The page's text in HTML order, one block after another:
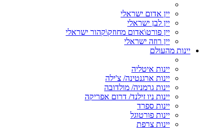
יין אדום ישראלי
יין לבן ישראלי
יין פורט\אדום מחוזק\קהור ישראלי
יין רוזה ישראלי
יינות מהעולם
יינות איטליה
יינות ארגנטינה/ צ'ילה
יינות גרמניה/ מולדובה
יינות ניו זילנד/ דרום אפריקה
יינות ספרד
יינות פורטוגל
יינות צרפת